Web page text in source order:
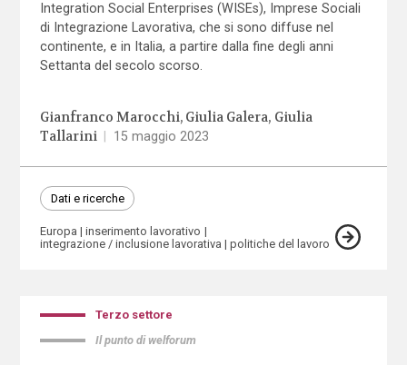
Integration Social Enterprises (WISEs), Imprese Sociali
di Integrazione Lavorativa, che si sono diffuse nel
continente, e in Italia, a partire dalla fine degli anni
Settanta del secolo scorso.
Gianfranco Marocchi Giulia Galera Giulia
Tallarini
15 maggio 2023
Dati e ricerche
Europa
inserimento lavorativo
integrazione / inclusione lavorativa
politiche del lavoro
Terzo settore
Il punto di welforum